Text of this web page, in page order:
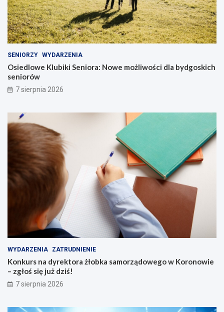
SENIORZY WYDARZENIA
Osiedlowe Klubiki Seniora: Nowe możliwości dla bydgoskich
seniorów
7 sierpnia 2026
WYDARZENIA ZATRUDNIENIE
Konkurs na dyrektora żłobka samorządowego w Koronowie
– zgłoś się już dziś!
7 sierpnia 2026